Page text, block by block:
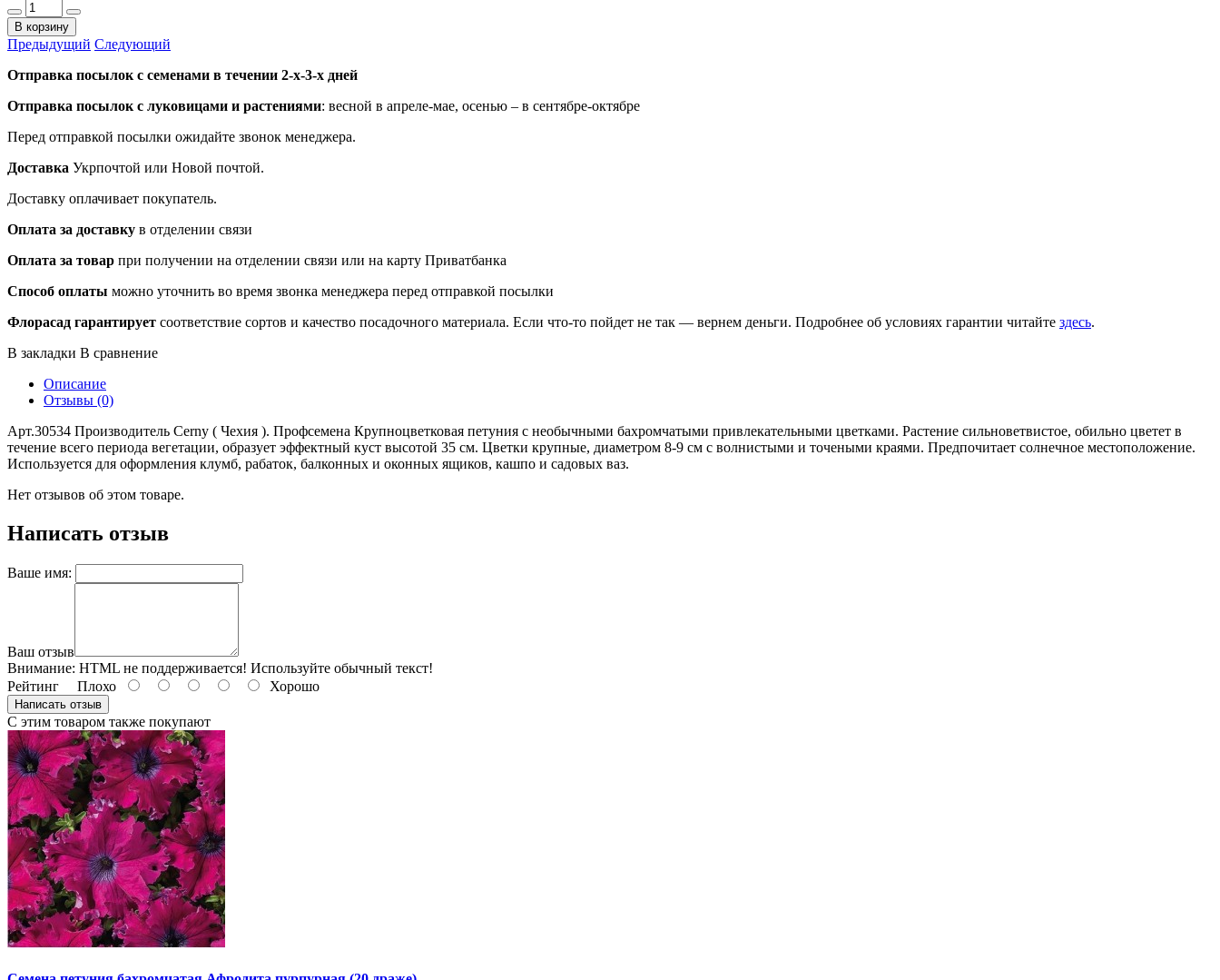
В корзину
Предыдущий Следующий
Отправка посылок с семенами в течении 2-х-3-х дней
Отправка посылок с луковицами и растениями: весной в апреле-мае, осенью – в сентябре-октябре
Перед отправкой посылки ожидайте звонок менеджера.
Доставка Укрпочтой или Новой почтой.
Доставку оплачивает покупатель.
Оплата за доставку в отделении связи
Оплата за товар при получении на отделении связи или на карту Приватбанка
Способ оплаты можно уточнить во время звонка менеджера перед отправкой посылки
Флорасад гарантирует соответствие сортов и качество посадочного материала. Если что-то пойдет не так — вернем деньги. Подробнее об условиях гарантии читайте здесь.
В закладки В сравнение
Описание
Отзывы (0)
Арт.30534 Производитель Cerny ( Чехия ). Профсемена Крупноцветковая петуния с необычными бахромчатыми привлекательными цветками. Растение сильноветвистое, обильно цветет в
течение всего периода вегетации, образует эффектный куст высотой 35 см. Цветки крупные, диаметром 8-9 см с волнистыми и точеными краями. Предпочитает солнечное местоположение.
Используется для оформления клумб, рабаток, балконных и оконных ящиков, кашпо и садовых ваз.
Нет отзывов об этом товаре.
Написать отзыв
Ваше имя:
Ваш отзыв
Внимание: HTML не поддерживается! Используйте обычный текст!
Рейтинг Плохо Хорошо
Написать отзыв
С этим товаром также покупают